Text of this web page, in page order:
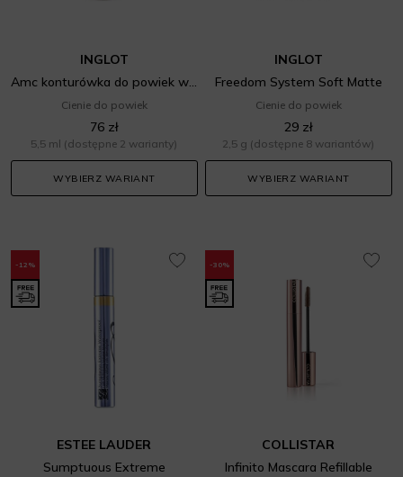
INGLOT
Amc konturówka do powiek w żelu
Cienie do powiek
76 zł
5,5 ml (dostępne 2 warianty)
WYBIERZ WARIANT
INGLOT
Freedom System Soft Matte
Cienie do powiek
29 zł
2,5 g (dostępne 8 wariantów)
WYBIERZ WARIANT
-12%
ESTEE LAUDER
Sumptuous Extreme
-30%
COLLISTAR
Infinito Mascara Refillable